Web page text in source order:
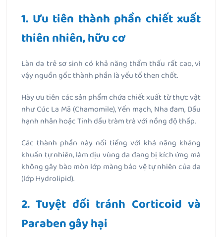
1. Ưu tiên thành phần chiết xuất
thiên nhiên, hữu cơ
Làn da trẻ sơ sinh có khả năng thẩm thấu rất cao, vì
vậy nguồn gốc thành phần là yếu tố then chốt.
Hãy ưu tiên các sản phẩm chứa chiết xuất từ thực vật
như Cúc La Mã (Chamomile), Yến mạch, Nha đam, Dầu
hạnh nhân hoặc Tinh dầu tràm trà với nồng độ thấp.
Các thành phần này nổi tiếng với khả năng kháng
khuẩn tự nhiên, làm dịu vùng da đang bị kích ứng mà
không gây bào mòn lớp màng bảo vệ tự nhiên của da
(lớp Hydrolipid).
2. Tuyệt đối tránh Corticoid và
Paraben gây hại